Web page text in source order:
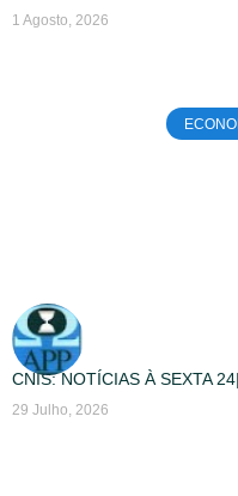
1 Agosto, 2026
CNIS: NOTÍCIAS À SEXTA
29 Julho, 2026